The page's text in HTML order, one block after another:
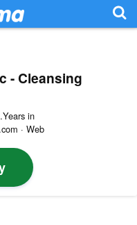
- Cleansing
in
· Web